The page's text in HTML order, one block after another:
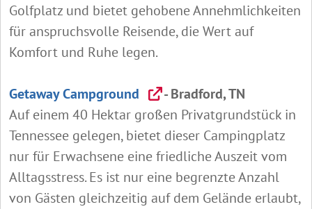
Golfplatz und bietet gehobene Annehmlichkeiten
für anspruchsvolle Reisende, die Wert auf
Komfort und Ruhe legen.
Getaway Campground
- Bradford, TN
Auf einem 40 Hektar großen Privatgrundstück in
Tennessee gelegen, bietet dieser Campingplatz
nur für Erwachsene eine friedliche Auszeit vom
Alltagsstress. Es ist nur eine begrenzte Anzahl
von Gästen gleichzeitig auf dem Gelände erlaubt,